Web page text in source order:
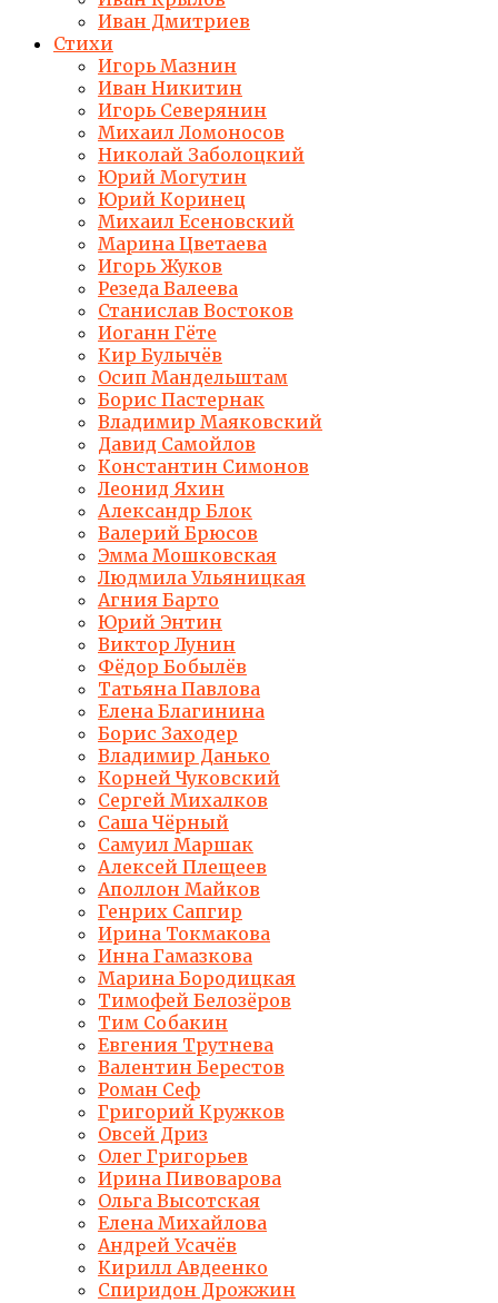
Иван Дмитриев
Стихи
Игорь Мазнин
Иван Никитин
Игорь Северянин
Михаил Ломоносов
Николай Заболоцкий
Юрий Могутин
Юрий Коринец
Михаил Есеновский
Марина Цветаева
Игорь Жуков
Резеда Валеева
Станислав Востоков
Иоганн Гёте
Кир Булычёв
Осип Мандельштам
Борис Пастернак
Владимир Маяковский
Давид Самойлов
Константин Симонов
Леонид Яхин
Александр Блок
Валерий Брюсов
Эмма Мошковская
Людмила Ульяницкая
Агния Барто
Юрий Энтин
Виктор Лунин
Фёдор Бобылёв
Татьяна Павлова
Елена Благинина
Борис Заходер
Владимир Данько
Корней Чуковский
Сергей Михалков
Саша Чёрный
Самуил Маршак
Алексей Плещеев
Аполлон Майков
Генрих Сапгир
Ирина Токмакова
Инна Гамазкова
Марина Бородицкая
Тимофей Белозёров
Тим Собакин
Евгения Трутнева
Валентин Берестов
Роман Сеф
Григорий Кружков
Овсей Дриз
Олег Григорьев
Ирина Пивоварова
Ольга Высотская
Елена Михайлова
Андрей Усачёв
Кирилл Авдеенко
Спиридон Дрожжин